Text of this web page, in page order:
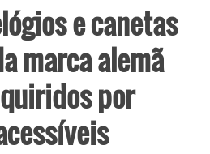
MODA
PETS
SOCIAL
e canetas
marca alemã
por